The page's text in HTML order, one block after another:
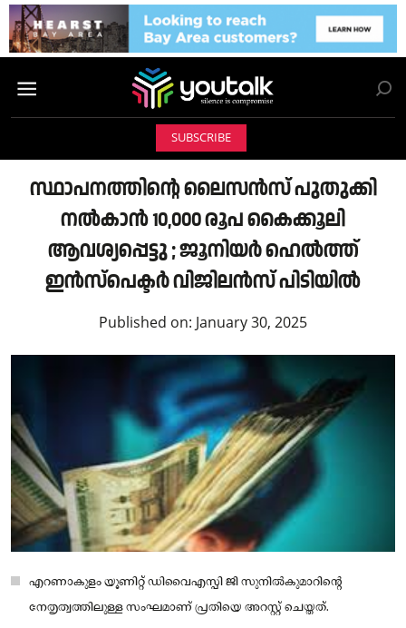
SUBSCRIBE
സ്ഥാപനത്തിന്റെ ലൈസന്‍സ് പുതുക്കി
നല്‍കാന്‍ 10,000 രൂപ കൈക്കൂലി
ആവശ്യപ്പെട്ടു ; ജൂനിയര്‍ ഹെല്‍ത്ത്
ഇന്‍സ്‌പെക്ടര്‍ വിജിലന്‍സ് പിടിയില്‍
Published on: January 30, 2025
എറണാകുളം യൂണിറ്റ് ഡിവൈഎസ്പി ജി സുനില്‍കുമാറിന്റെ
നേതൃത്വത്തിലുള്ള സംഘമാണ് പ്രതിയെ അറസ്റ്റ് ചെയ്തത്.